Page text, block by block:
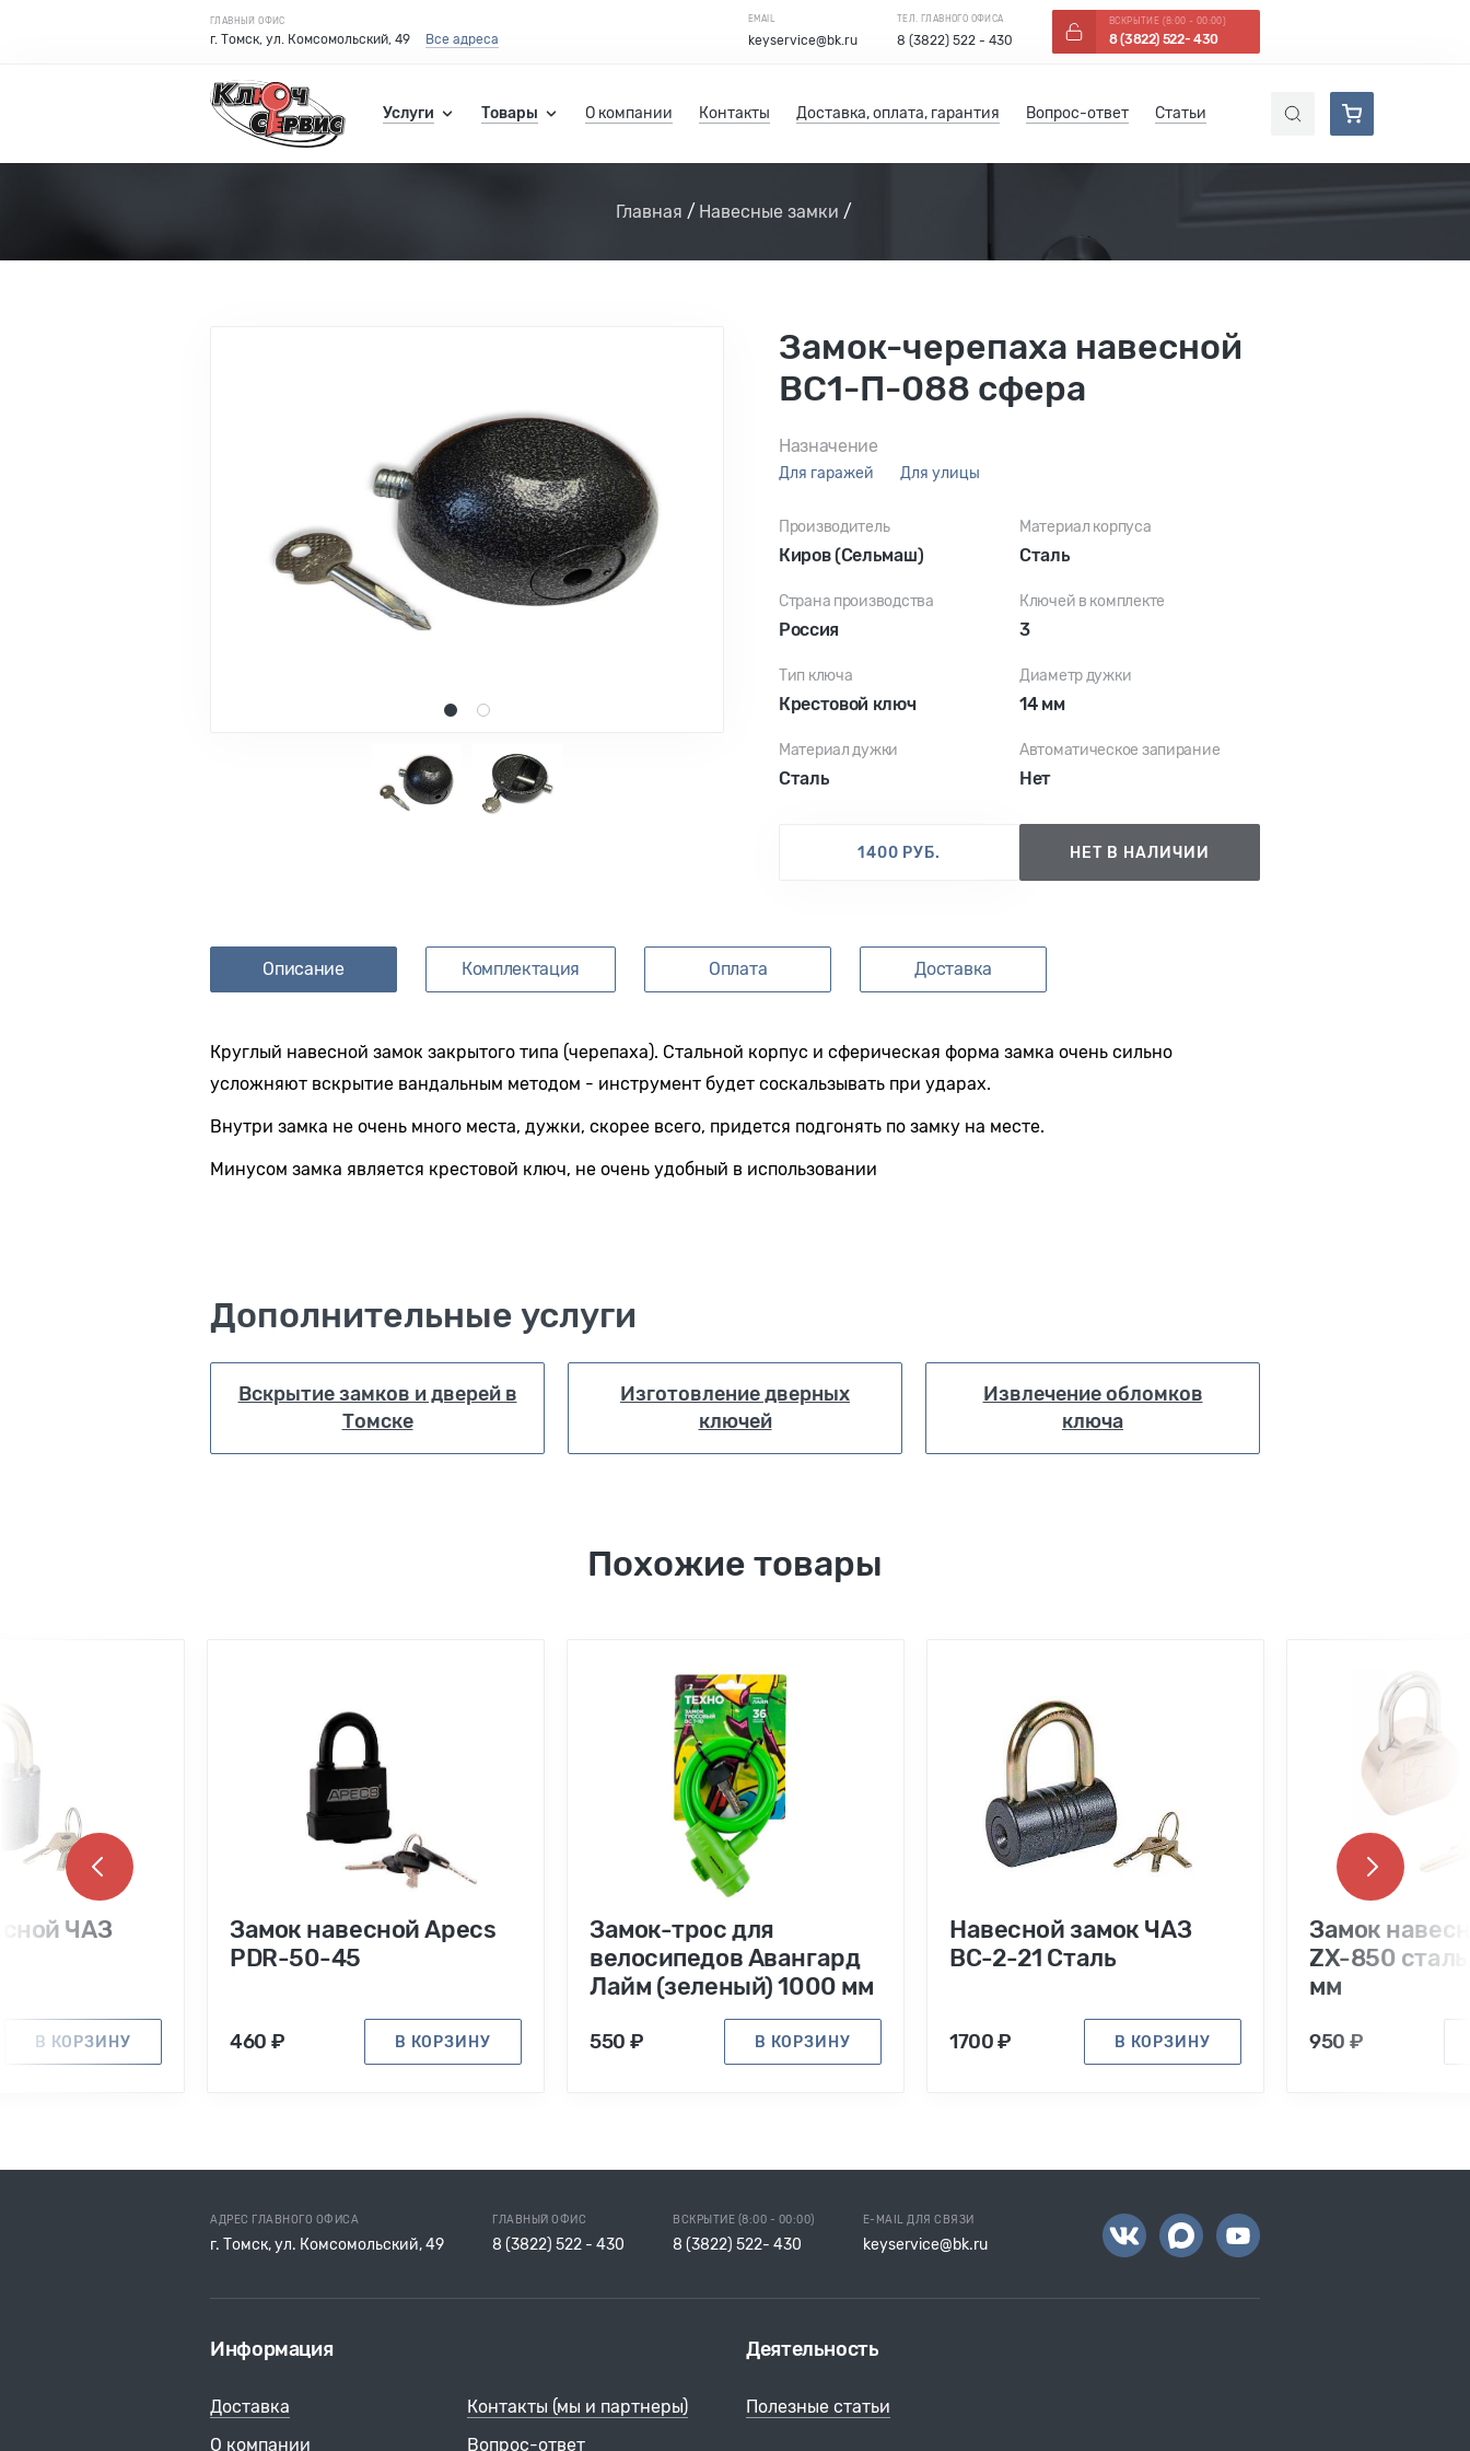
ГЛАВНЫЙ ОФИС
г. Томск, ул. Комсомольский, 49 Все адреса
EMAIL
keyservice@bk.ru
ТЕЛ. ГЛАВНОГО ОФИСА
8 (3822) 522 - 430
ВСКРЫТИЕ (8:00 - 00:00)
8 (3822) 522- 430
Услуги Товары О компании Контакты Доставка, оплата, гарантия Вопрос-ответ Статьи
Главная Навесные замки
1 2
Замок-черепаха навесной
ВС1-П-088 сфера
Назначение
для гаражей для улицы
Производитель
Киров (Сельмаш)
Материал корпуса
Сталь
Страна производства
Россия
Ключей в комплекте
3
Тип ключа
Крестовой ключ
Диаметр дужки
14 мм
Материал дужки
Сталь
Автоматическое запирание
Нет
1400 РУБ. НЕТ В НАЛИЧИИ
Описание Комплектация Оплата Доставка
Круглый навесной замок закрытого типа (черепаха). Стальной корпус и сферическая форма замка очень сильно
усложняют вскрытие вандальным методом - инструмент будет соскальзывать при ударах.
Внутри замка не очень много места, дужки, скорее всего, придется подгонять по замку на месте.
Минусом замка является крестовой ключ, не очень удобный в использовании
Дополнительные услуги
Вскрытие замков и дверей в
Томске
Изготовление дверных
ключей
Извлечение обломков
ключа
Похожие товары
ЧАЗ
В КОРЗИНУ
Замок навесной Apecs
PDR-50-45
460 ₽ В КОРЗИНУ
Замок-трос для
велосипедов Авангард
Лайм (зеленый) 1000 мм
550 ₽ В КОРЗИНУ
Навесной замок ЧАЗ
ВС-2-21 Сталь
1700 ₽ В КОРЗИНУ
Замок
ZX-850
мм
950 ₽
АДРЕС ГЛАВНОГО ОФИСА
г. Томск, ул. Комсомольский, 49
ГЛАВНЫЙ ОФИС
8 (3822) 522 - 430
ВСКРЫТИЕ (8:00 - 00:00)
8 (3822) 522- 430
E-MAIL ДЛЯ СВЯЗИ
keyservice@bk.ru
Информация
Доставка
О компании
Контакты (мы и партнеры)
Вопрос-ответ
Деятельность
Полезные статьи